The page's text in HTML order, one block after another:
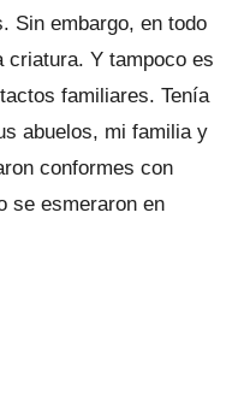
Sin embargo, en todo
criatura. Y tampoco es
familiares. Tenía
abuelos, mi familia y
conformes con
se esmeraron en